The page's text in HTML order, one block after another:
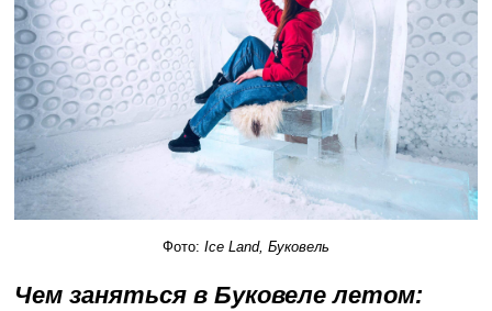
Фото: Ice Land, Буковель
Чем заняться в Буковеле летом: